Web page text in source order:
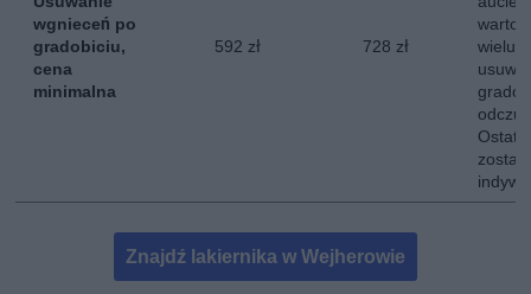
wgnieceń po
gradobiciu,
cena
minimalna
592 zł 728 zł
wielu
Znajdź lakiernika w Wejherowie